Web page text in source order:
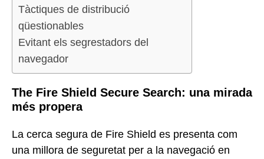
Tàctiques de distribució
qüestionables
Evitant els segrestadors del
navegador
The Fire Shield Secure Search: una mirada
més propera
La cerca segura de Fire Shield es presenta com
una millora de seguretat per a la navegació en